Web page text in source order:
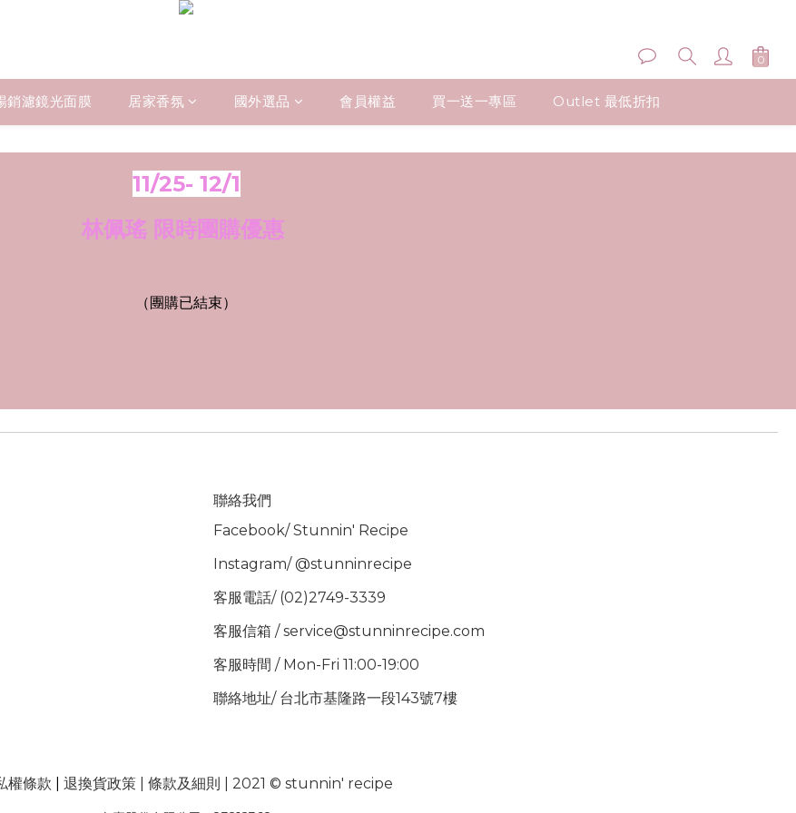
銷濾鏡光面膜 居家香氛 國外選品 會員權益 買一送一專區 Outlet 最低折扣
11/25- 12/1
林佩瑤 限時團購優惠
（團購已結束）
聯絡我們
Facebook/Stunnin' Recipe
Instagram/@stunninrecipe
客服電話/ (02)2749-3339
客服信箱 / service@stunninrecipe.com
客服時間 / Mon-Fri 11:00-19:00
聯絡地址/ 台北市基隆路一段143號7樓
權條款 退換貨政策 條款及細則 | 2021 © stunnin' recipe